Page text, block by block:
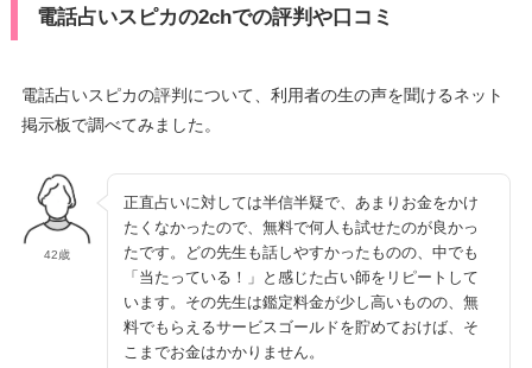
電話占いスピカの2chでの評判や口コミ
電話占いスピカの評判について、利用者の生の声を聞けるネット
掲示板で調べてみました。
42歳
正直占いに対しては半信半疑で、あまりお金をかけ
たくなかったので、無料で何人も試せたのが良かっ
たです。どの先生も話しやすかったものの、中でも
「当たっている！」と感じた占い師をリピートして
います。その先生は鑑定料金が少し高いものの、無
料でもらえるサービスゴールドを貯めておけば、そ
こまでお金はかかりません。